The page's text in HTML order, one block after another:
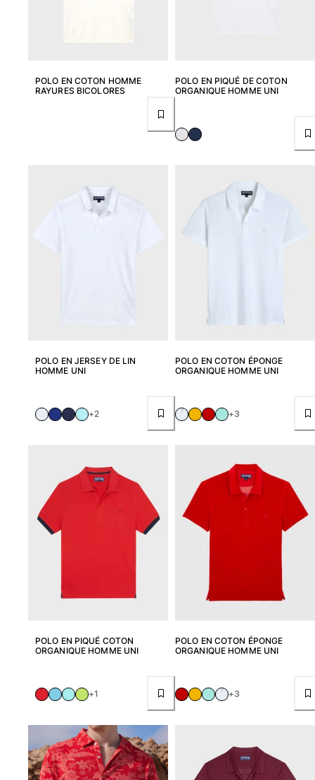
Mini-sacs
Tous les articles
Tous les articles
Accessoires Enfants
Tous les articles
Tous les articles
Tous les articles
Tous les articles
Tous les articles
Tous les articles
Bijoux et Montres
Tous les articles
POLO EN COTON HOMME
RAYURES BICOLORES
POLO EN PIQUÉ DE COTON
ORGANIQUE HOMME UNI
POLO EN JERSEY DE LIN
HOMME UNI
+2
POLO EN COTON ÉPONGE
ORGANIQUE HOMME UNI
+3
POLO EN PIQUÉ COTON
ORGANIQUE HOMME UNI
+1
POLO EN COTON ÉPONGE
ORGANIQUE HOMME UNI
+3